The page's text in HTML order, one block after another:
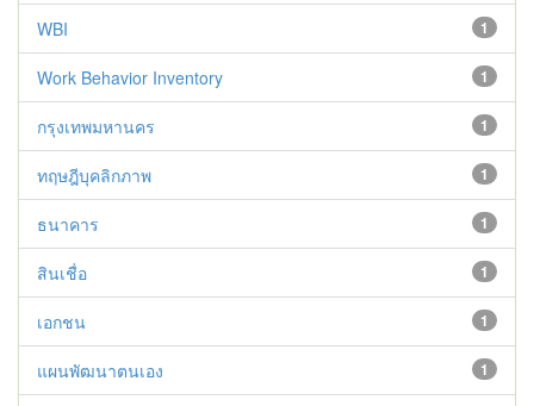
1
WBI
1
Work Behavior Inventory
1
กรุงเทพมหานคร
1
ทฤษฎีบุคลิกภาพ
1
ธนาคาร
1
สินเชื่อ
1
เอกชน
1
แผนพัฒนาตนเอง